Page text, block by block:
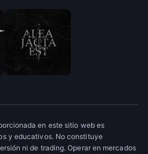
en este sitio web es
y educativos. No constituye
ni de trading. Operar en mercados